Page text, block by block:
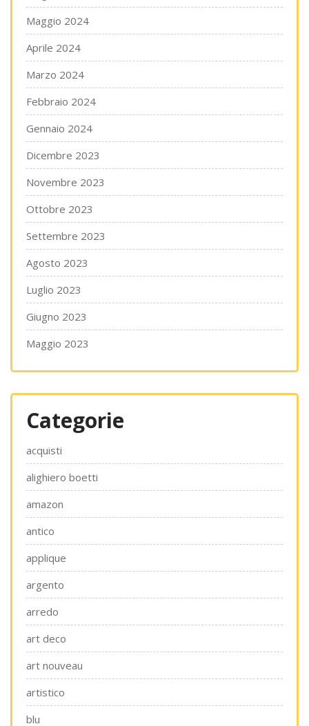
Maggio 2024
Aprile 2024
Marzo 2024
Febbraio 2024
Gennaio 2024
Dicembre 2023
Novembre 2023
Ottobre 2023
Settembre 2023
Agosto 2023
Luglio 2023
Giugno 2023
Maggio 2023
Categorie
acquisti
alighiero boetti
amazon
antico
applique
argento
arredo
art deco
art nouveau
artistico
blu